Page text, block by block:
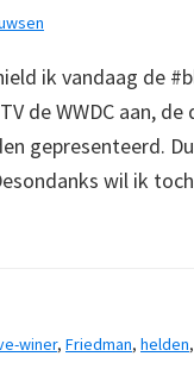
ik vandaag de
de WWDC aan,
gepresenteerd.
wil ik
winer, Friedman, helden,